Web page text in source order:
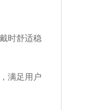
时舒适稳
满足用户